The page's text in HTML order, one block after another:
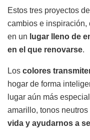
Estos tres proyectos
cambios e inspiración,
en un lugar lleno de
en el que renovarse.
Los colores
hogar de forma
lugar aún más
amarillo, tonos neutros
vida y ayudarnos a